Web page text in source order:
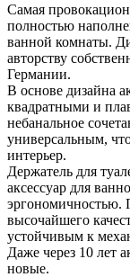
Самая
полностью
ванной комнаты.
авторству
Германии.
В основе дизайна
квадратными и
небанальное
универсальным,
интерьер.
Держатель для
аксессуар для
эргономичностью.
высочайшего
устойчивым к
Даже через 10 лет
новые.